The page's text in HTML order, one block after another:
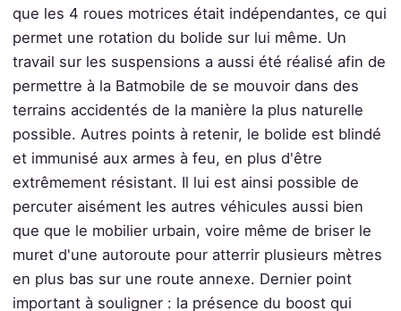
que les 4 roues motrices était indépendantes, ce qui
permet une rotation du bolide sur lui même. Un
travail sur les suspensions a aussi été réalisé afin de
permettre à la Batmobile de se mouvoir dans des
terrains accidentés de la manière la plus naturelle
possible. Autres points à retenir, le bolide est blindé
et immunisé aux armes à feu, en plus d'être
extrêmement résistant. Il lui est ainsi possible de
percuter aisément les autres véhicules aussi bien
que que le mobilier urbain, voire même de briser le
muret d'une autoroute pour atterrir plusieurs mètres
en plus bas sur une route annexe. Dernier point
important à souligner : la présence du boost qui